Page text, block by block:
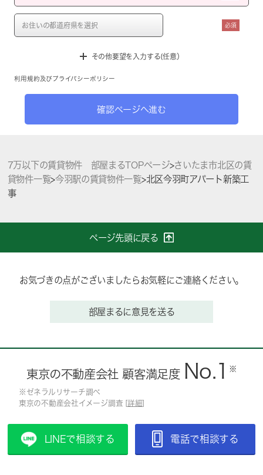
必須
その他要望を入力する(任意）
利用規約 及び プライバシーポリシー
確認ページへ進む
7万以下の賃貸物件 部屋まるTOPページ>さいたま市北区の賃
貸物件一覧>今羽駅の賃貸物件一覧>北区今羽町アパート新築工
事
ページ先頭に戻る
お気づきの点がございましたらお気軽にご連絡ください。
部屋まるに意見を送る
東京の不動産会社 顧客満足度 No.1 ※
※ゼネラルリサーチ調べ
東京の不動産会社イメージ調査 [ 詳細
LINEで相談する 電話で相談する